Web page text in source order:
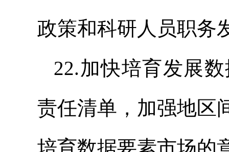
政策和科研人员职务
22.加快培育发展
责任清单，加强地区